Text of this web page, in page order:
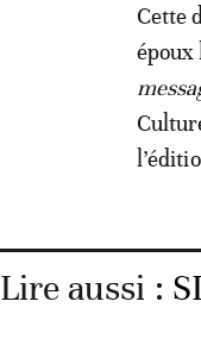
Cette
époux
Lire aussi :